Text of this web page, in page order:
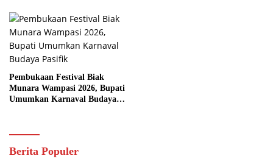
Pembukaan Festival Biak
Munara Wampasi 2026, Bupati
Umumkan Karnaval Budaya
Berita Populer